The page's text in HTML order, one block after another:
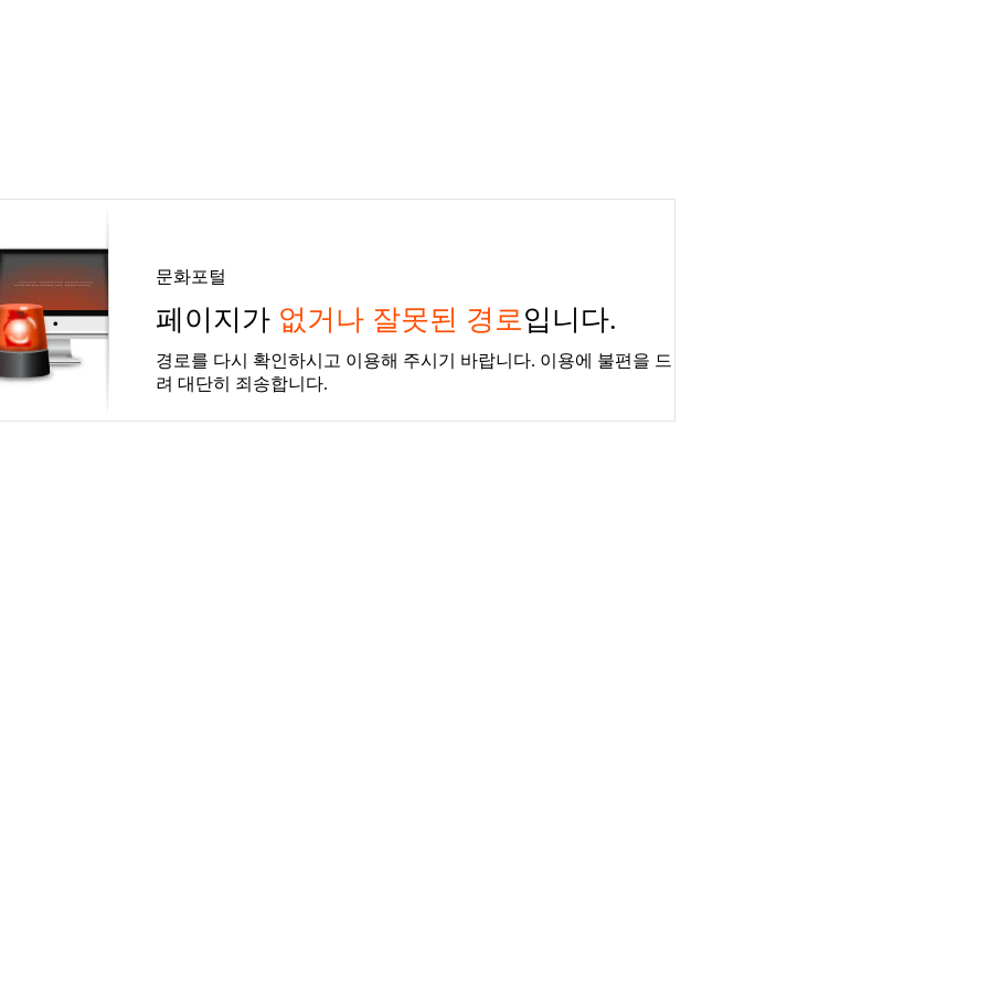
문화포털
페이지가 없거나 잘못된 경로입니다.
경로를 다시 확인하시고 이용해 주시기 바랍니다. 이용에 불편을 드
려 대단히 죄송합니다.